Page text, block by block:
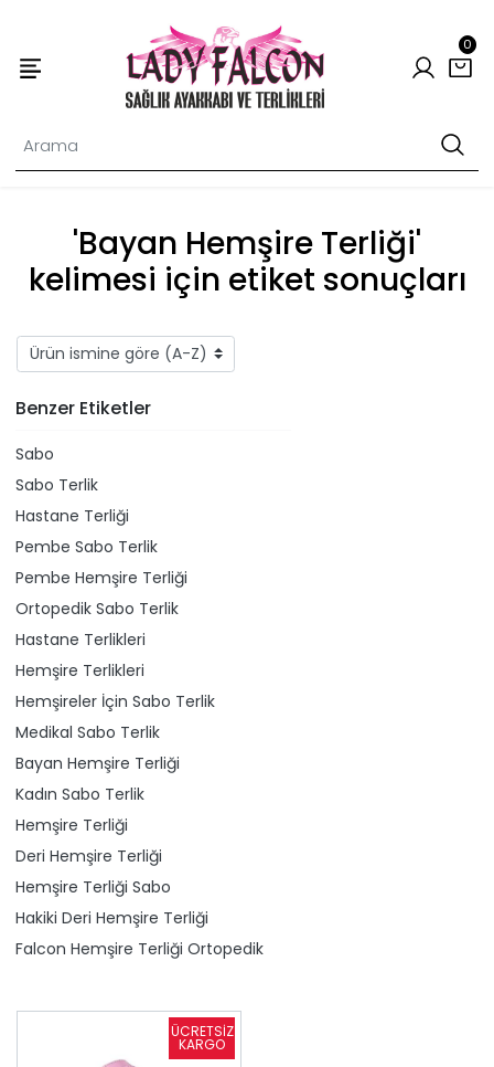
0
'Bayan Hemşire Terliği'
kelimesi için etiket sonuçları
Benzer Etiketler
Sabo
Sabo Terlik
Hastane Terliği
Pembe Sabo Terlik
Pembe Hemşire Terliği
Ortopedik Sabo Terlik
Hastane Terlikleri
Hemşire Terlikleri
Hemşireler İçin Sabo Terlik
Medikal Sabo Terlik
Bayan Hemşire Terliği
Kadın Sabo Terlik
Hemşire Terliği
Deri Hemşire Terliği
Hemşire Terliği Sabo
Hakiki Deri Hemşire Terliği
Falcon Hemşire Terliği Ortopedik